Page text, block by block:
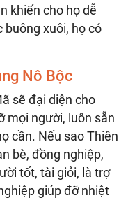
khiến cho họ dễ
buông xuôi, họ có
Nô Bộc
sẽ đại diện cho
mọi người, luôn sẵn
cần. Nếu sao Thiên
bè, đồng nghiệp,
tốt, tài giỏi, là trợ
giúp đỡ nhiệt